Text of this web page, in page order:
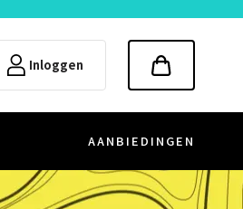
Inloggen
AANBIEDINGEN